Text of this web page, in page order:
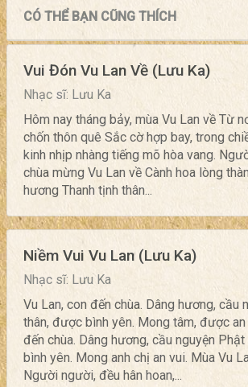
CÓ THỂ BẠN CŨNG THÍCH
Vui Đón Vu Lan Về (Lưu Ka)
Nhạc sĩ: Lưu Ka
Hôm nay tháng bảy, mùa Vu Lan về Từ
chốn thôn quê Sắc cờ hợp bay, trong
kinh nhịp nhàng tiếng mõ hòa vang.
chùa mừng Vu Lan về Cành hoa lòng
hương Thanh tịnh thân...
Niềm Vui Vu Lan (Lưu Ka)
Nhạc sĩ: Lưu Ka
Vu Lan, con đến chùa. Dâng hương, cầu
thân, được bình yên. Mong tâm, được an
đến chùa. Dâng hương, cầu nguyện Phật
bình yên. Mong anh chị an vui. Mùa Vu
Người người, đều hân hoan,...